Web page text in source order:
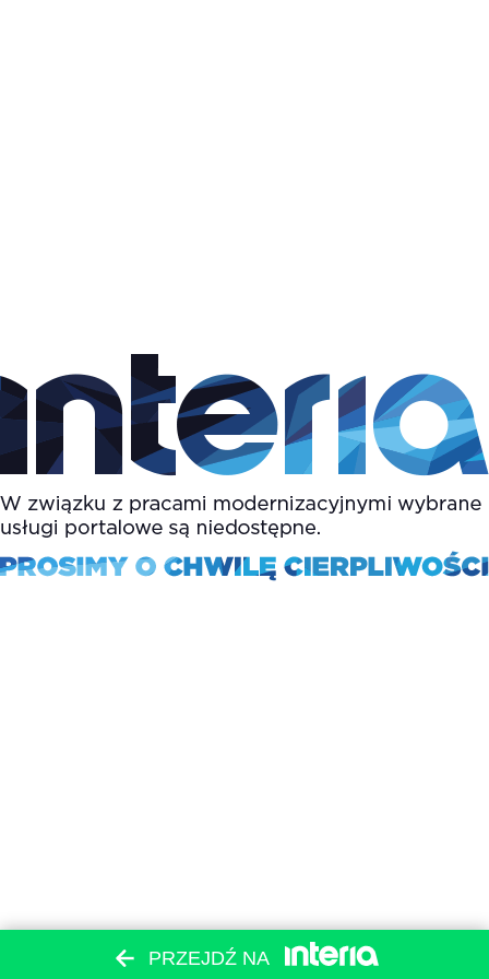
PRZEJDŹ NA